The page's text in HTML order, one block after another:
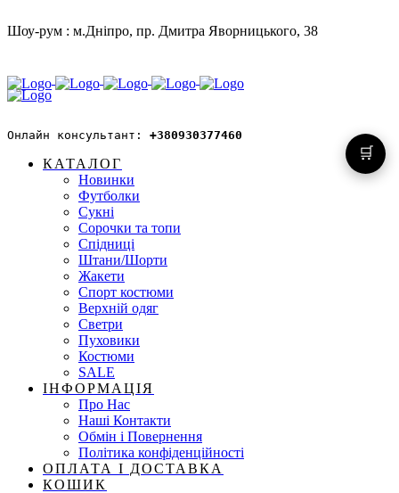
Шоу-рум : м.Дніпро, пр. Дмитра Яворницького, 38
Онлайн консультант: +380930377460
КАТАЛОГ
Новинки
Футболки
Сукні
Сорочки та топи
Спідниці
Штани/Шорти
Жакети
Спорт костюми
Верхній одяг
Светри
Пуховики
Костюми
SALE
ІНФОРМАЦІЯ
Про Нас
Наші Контакти
Обмін і Повернення
Політика конфіденційності
ОПЛАТА І ДОСТАВКА
КОШИК
🛒